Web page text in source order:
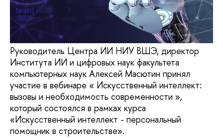
Руководитель Центра ИИ НИУ ВШЭ, директор
Института ИИ и цифровых наук факультета
компьютерных наук Алексей Масютин принял
участие в вебинаре « Искусственный интеллект:
вызовы и необходимость современности »,
который состоялся в рамках курса
«Искусственный интеллект - персональный
помощник в строительстве».